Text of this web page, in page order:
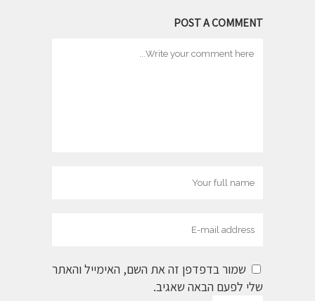
POST A COMMENT
שמור בדפדפן זה את השם, האימייל והאתר
שלי לפעם הבאה שאגיב.